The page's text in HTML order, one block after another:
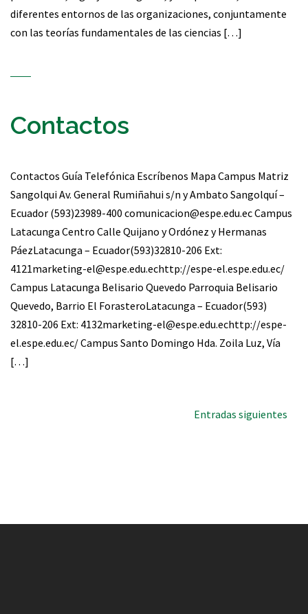
diferentes entornos de las organizaciones, conjuntamente
con las teorías fundamentales de las ciencias […]
Contactos
Contactos Guía Telefónica Escríbenos Mapa Campus Matriz
Sangolqui Av. General Rumiñahui s/n y Ambato Sangolquí –
Ecuador (593)23989-400 comunicacion@espe.edu.ec Campus
Latacunga Centro Calle Quijano y Ordónez y Hermanas
PáezLatacunga – Ecuador(593)32810-206 Ext:
4121marketing-el@espe.edu.echttp://espe-el.espe.edu.ec/
Campus Latacunga Belisario Quevedo Parroquia Belisario
Quevedo, Barrio El ForasteroLatacunga – Ecuador(593)
32810-206 Ext: 4132marketing-el@espe.edu.echttp://espe-
el.espe.edu.ec/ Campus Santo Domingo Hda. Zoila Luz, Vía
[…]
Entradas siguientes